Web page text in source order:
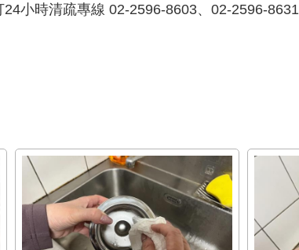
小時清疏專線 02-2596-8603、02-2596-